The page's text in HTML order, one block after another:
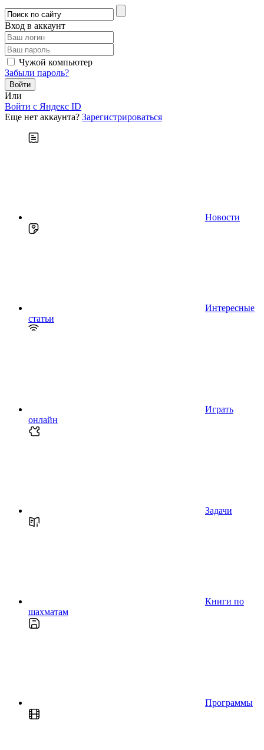
Вход в аккаунт
Чужой компьютер
Забыли пароль?
Или
Войти c Яндекс ID
Еще нет аккаунта? Зарегистрироваться
Новости
Интересные
статьи
Играть
онлайн
Задачи
Книги по
шахматам
Программы